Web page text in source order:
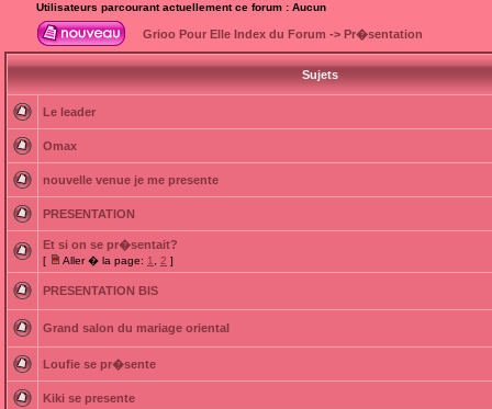
Utilisateurs parcourant actuellement ce forum : Aucun
Grioo Pour Elle Index du Forum -> Pr�sentation
Sujets
Le leader
Omax
nouvelle venue je me presente
PRESENTATION
Et si on se pr�sentait?
[ Aller � la page: 1 2 ]
PRESENTATION BIS
Grand salon du mariage oriental
Loufie se pr�sente
Kiki se presente